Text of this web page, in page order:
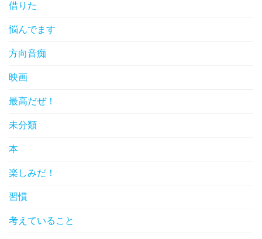
借りた
悩んでます
方向音痴
映画
最高だぜ！
未分類
本
楽しみだ！
習慣
考えていること